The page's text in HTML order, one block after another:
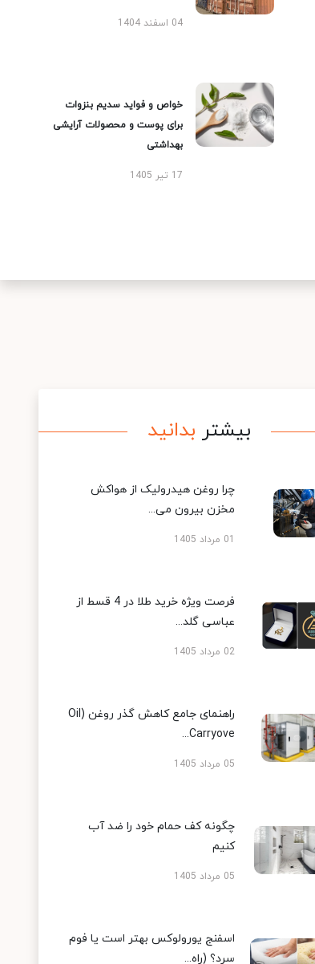
04 اسفند 1404
خواص و فواید سدیم بنزوات
برای پوست و محصولات آرایشی
بهداشتی
17 تیر 1405
بیشتر بدانید
چرا روغن هیدرولیک از هواکش
مخزن بیرون می...
01 مرداد 1405
فرصت ویژه خرید طلا در 4 قسط از
عباسی گلد...
02 مرداد 1405
راهنمای جامع کاهش گذر روغن (Oil
Carryove...
05 مرداد 1405
چگونه کف حمام خود را ضد آب
کنیم
05 مرداد 1405
اسفنج یورولوکس بهتر است یا فوم
سرد؟ (راه...